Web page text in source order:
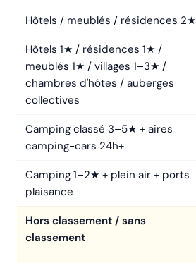
Hôtels / meublés / résidences 2★
Hôtels 1★ / résidences 1★ /
meublés 1★ / villages 1–3★ /
chambres d'hôtes / auberges
collectives
Camping classé 3–5★ + aires
camping-cars 24h+
Camping 1–2★ + plein air + ports
plaisance
Hors classement / sans
classement